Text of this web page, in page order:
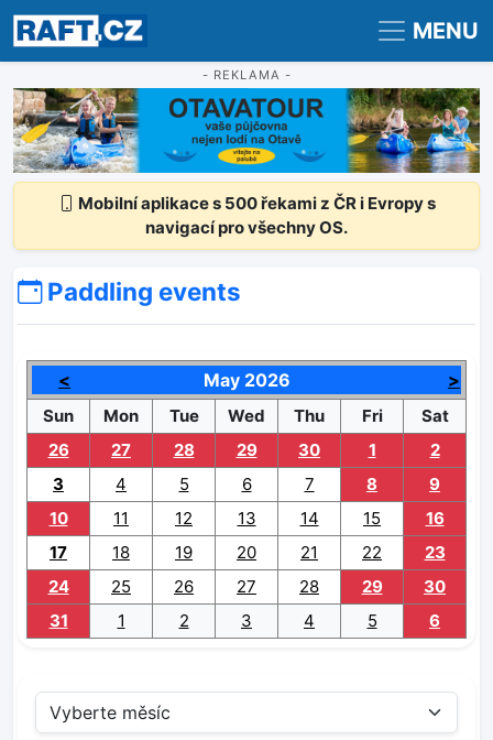
Registrace Přihlášení MENU
- REKLAMA -
Mobilní aplikace s 500 řekami z ČR i Evropy s
navigací pro všechny OS.
Paddling events
< May 2026 >
Sun Mon Tue Wed Thu Fri
Sat
26
27 28 29 30 1
2
3
4 5 6 7 8
9
10
11 12 13 14 15
16
17
18 19 20 21 22
23
24
25 26 27 28 29
30
31
1 2 3 4 5 6